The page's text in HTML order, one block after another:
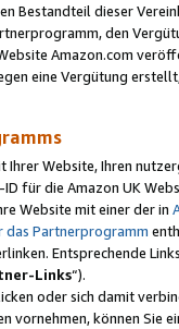
Bestandteil dieser
den
Amazon.com
eine Vergütung
Ihrer Website, Ihren
für die Amazon UK
Website mit einer der in
Partnerprogramm
Entsprechende
Links“).
oder sich damit
vornehmen, können Sie